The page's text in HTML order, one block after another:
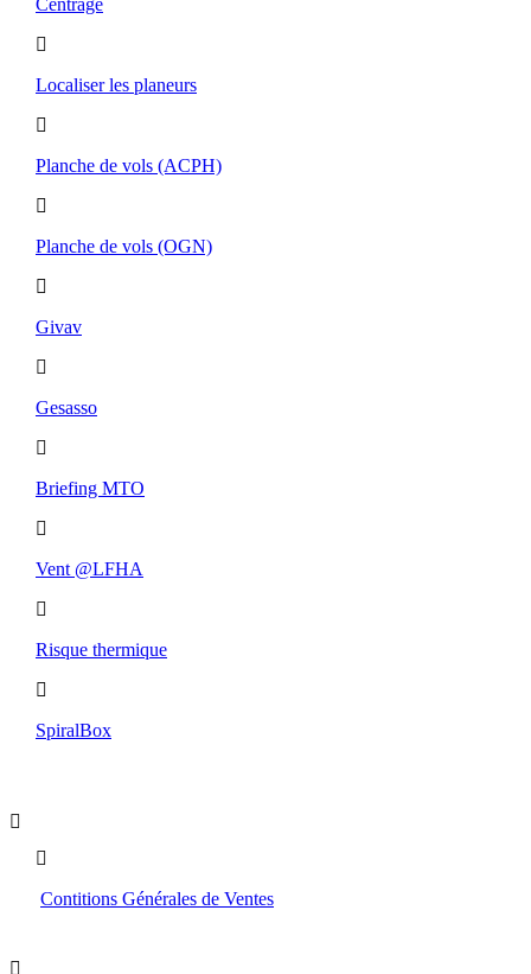
Localiser les planeurs
Planche de vols (ACPH)
Planche de vols (OGN)
Givav
Gesasso
Briefing MTO
Vent @LFHA
Risque thermique
SpiralBox
Contitions Générales de Ventes